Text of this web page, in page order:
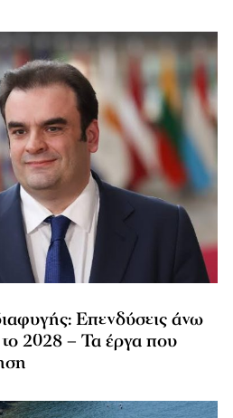
Επενδύσεις άνω
2028 – Τα έργα που